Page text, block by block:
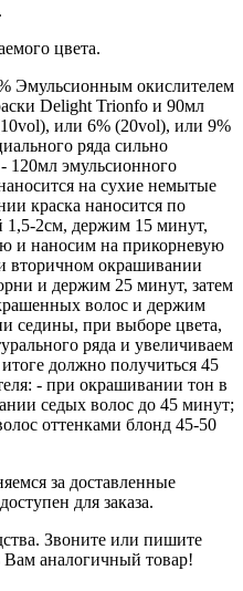
цвета.
Эмульсионным окислителем
Delight Trionfo и 90мл
или 6% (20vol), или 9%
ряда сильно
120мл эмульсионного
на сухие немытые
краска наносится по
1,5-2см, держим 15 минут,
и наносим на прикорневую
вторичном окрашивании
и держим 25 минут, затем
волос и держим
седины, при выборе цвета,
ряда и увеличиваем
должно получиться 45
- при окрашивании тон в
седых волос до 45 минут;
оттенками блонд 45-50
за доставленные
для заказа.
Звоните или пишите
аналогичный товар!